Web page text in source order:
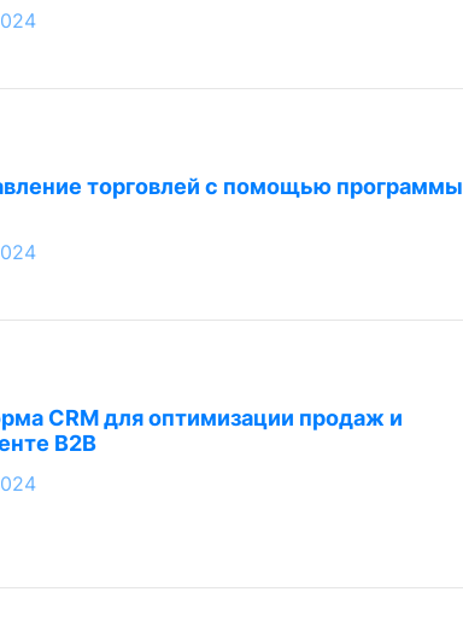
торговлей с помощью программы
CRM для оптимизации продаж и
B2B